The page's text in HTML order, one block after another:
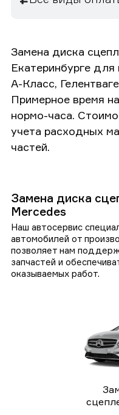
Замена диска
Екатеринбурге
А-Класс,
Примерное время
нормо-часа.
учета расходных
частей.
Замена диска
Mercedes
Наш автосервис
автомобилей от
позволяет нам
запчастей и
оказываемых работ.